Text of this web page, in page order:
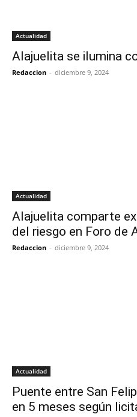
Actualidad
Alajuelita se ilumina
Redaccion - diciembre 9, 2024
Actualidad
Alajuelita comparte
del riesgo en Foro de
Redaccion - diciembre 9, 2024
Actualidad
Puente entre San
en 5 meses según